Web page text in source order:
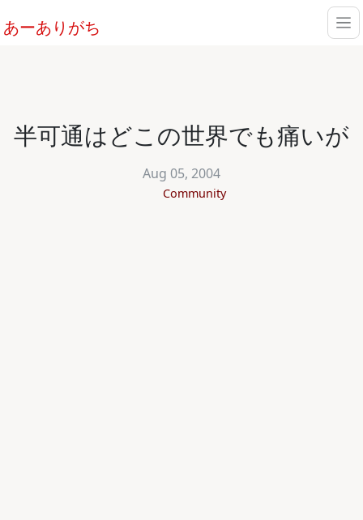
あーありがち
半可通はどこの世界でも痛いが
Aug 05, 2004
Community